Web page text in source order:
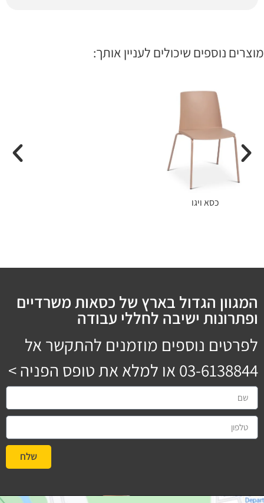
מוצרים נוספים שיכולים לעניין אותך:
כסא ויגו
המגוון הגדול בארץ של כסאות משרדיים
ופתרונות ישיבה לחללי עבודה
לפרטים נוספים מוזמנים להתקשר אל
03-6138844 או למלא את טופס הפניה >
שלח